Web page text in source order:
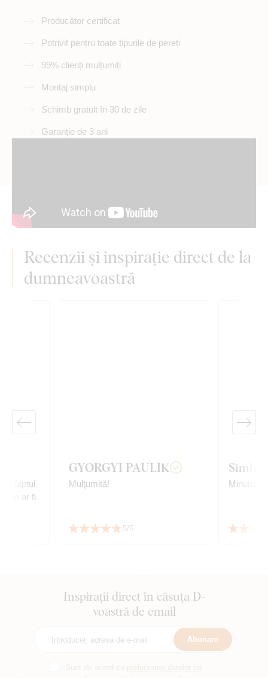
Producător certificat
Potrivit pentru toate tipurile de pereți
99% clienți mulțumiți
Montaj simplu
Schimb gratuit în 30 de zile
Garanție de 3 ani
Recenzii și inspirație direct de la
dumneavoastră
și faptul
ar fi
GYORGYI PAULIK
Mulţumită!
5/5
Minunat!
Inspirații direct în căsuța D-
voastră de email
Abonare